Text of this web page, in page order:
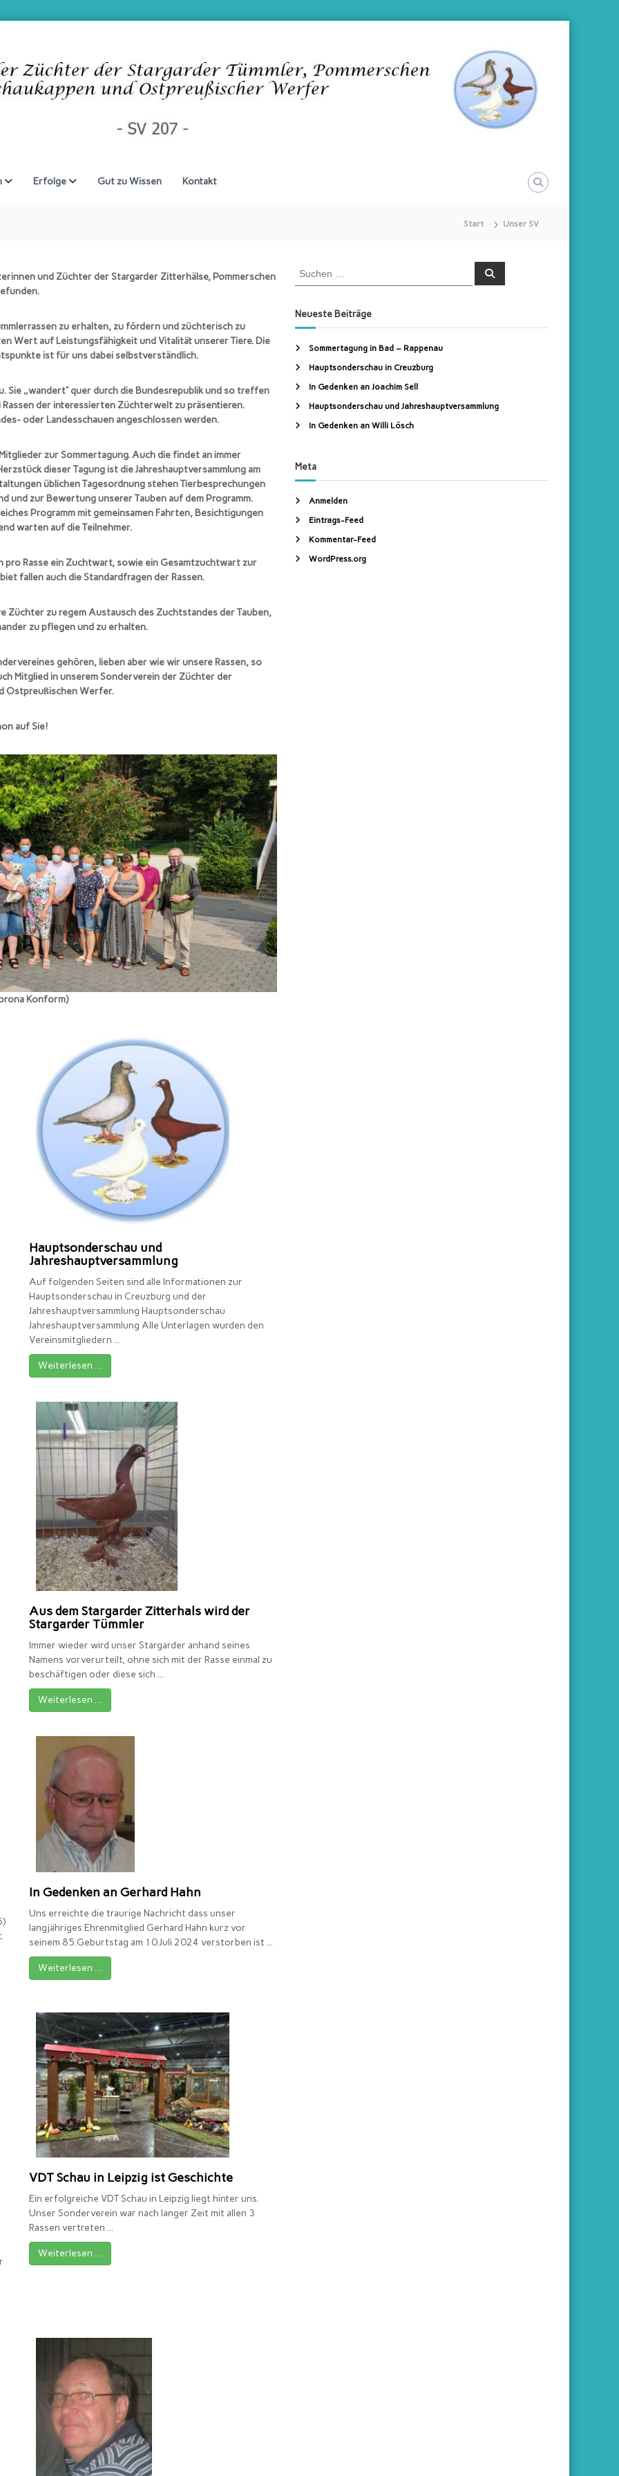
Erfolge Gut zu Wissen Kontakt
Start Unser SV
und Züchter der Stargarder Zitterhälse, Pommerschen
zu erhalten, zu fördern und züchterisch zu
Wert auf Leistungsfähigkeit und Vitalität unserer Tiere. Die
ist für uns dabei selbstverständlich.
Sie „wandert“ quer durch die Bundesrepublik und so treffen
der interessierten Züchterwelt zu präsentieren.
oder Landesschauen angeschlossen werden.
zur Sommertagung. Auch die findet an immer
dieser Tagung ist die Jahreshauptversammlung am
üblichen Tagesordnung stehen Tierbesprechungen
und zur Bewertung unserer Tauben auf dem Programm.
Programm mit gemeinsamen Fahrten, Besichtigungen
warten auf die Teilnehmer.
pro Rasse ein Zuchtwart, sowie ein Gesamtzuchtwart zur
fallen auch die Standardfragen der Rassen.
Züchter zu regem Austausch des Zuchtstandes der Tauben,
zu pflegen und zu erhalten.
gehören, lieben aber wie wir unsere Rassen, so
Mitglied in unserem Sonderverein der Züchter der
Ostpreußischen Werfer.
auf Sie!
Konform)
Hauptsonderschau und
Jahreshauptversammlung
Auf folgenden Seiten sind alle Informationen zur
Hauptsonderschau in Creuzburg und der
Jahreshauptversammlung Hauptsonderschau
Jahreshauptversammlung Alle Unterlagen wurden den
Vereinsmitgliedern ...
Weiterlesen …
Aus dem Stargarder Zitterhals wird der
Stargarder Tümmler
Immer wieder wird unser Stargarder anhand seines
Namens vorverurteilt, ohne sich mit der Rasse einmal zu
beschäftigen oder diese sich ...
Weiterlesen …
In Gedenken an Gerhard Hahn
Uns erreichte die traurige Nachricht dass unser
langjähriges Ehrenmitglied Gerhard Hahn kurz vor
seinem 85.Geburtstag am 10.Juli 2024 verstorben ist ...
Weiterlesen …
VDT Schau in Leipzig ist Geschichte
Ein erfolgreiche VDT Schau in Leipzig liegt hinter uns.
Unser Sonderverein war nach langer Zeit mit allen 3
Rassen vertreten ...
Weiterlesen …
h
e
n
a
c
:
S
Neueste Beiträge
Sommertagung in Bad – Rappenau
Hauptsonderschau in Creuzburg
In Gedenken an Joachim Sell
Hauptsonderschau und Jahreshauptversammlung
In Gedenken an Willi Lösch
Meta
Anmelden
Eintrags-Feed
Kommentar-Feed
WordPress.org